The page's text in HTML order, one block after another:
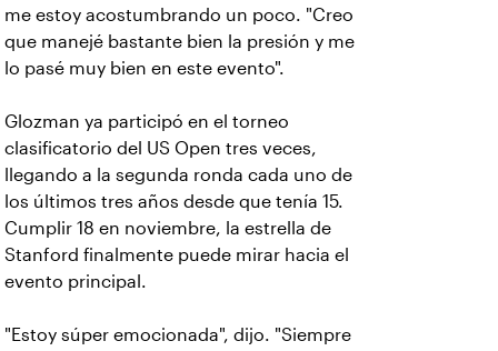
me estoy acostumbrando un poco. "Creo
que manejé bastante bien la presión y me
lo pasé muy bien en este evento".
Glozman ya participó en el torneo
clasificatorio del US Open tres veces,
llegando a la segunda ronda cada uno de
los últimos tres años desde que tenía 15.
Cumplir 18 en noviembre, la estrella de
Stanford finalmente puede mirar hacia el
evento principal.
"Estoy súper emocionada", dijo. "Siempre